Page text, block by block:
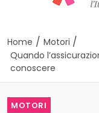
Home / Motori /
Quando
conoscere
MOTORI